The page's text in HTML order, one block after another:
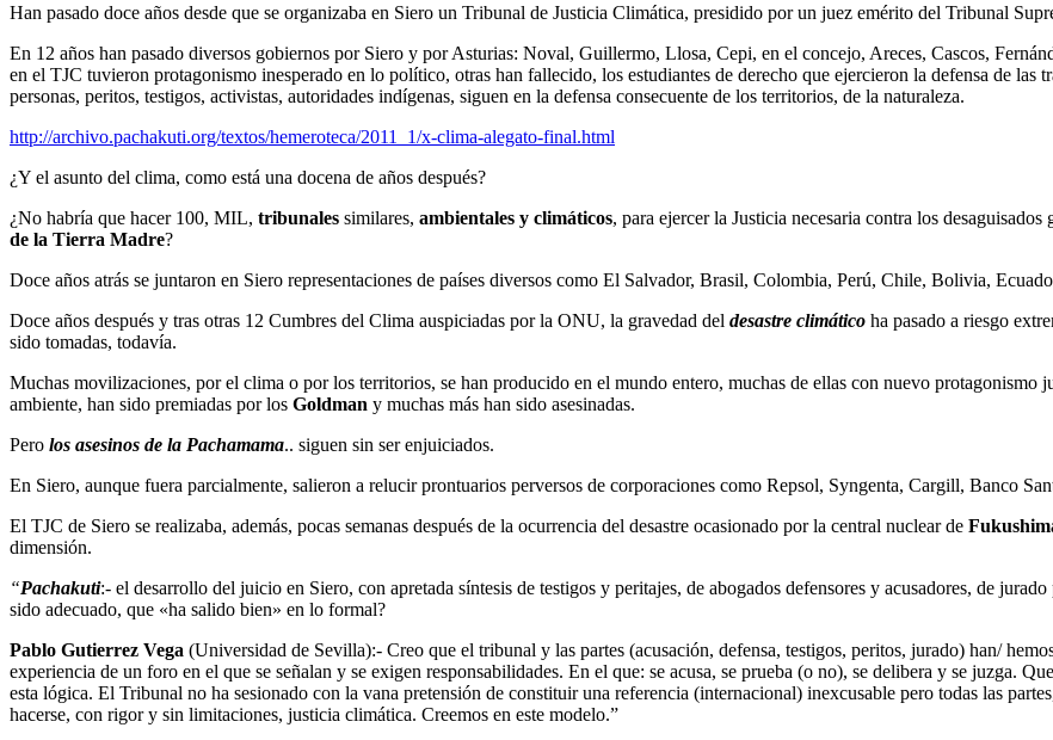
Han pasado doce años desde que se organizaba en Siero un Tribunal de Justicia Climática, presidido por un juez emérito del Tribunal
En 12 años han pasado diversos gobiernos por Siero y por Asturias: Noval, Guillermo, Llosa, Cepi, en el concejo, Areces, Cascos,
en el TJC tuvieron protagonismo inesperado en lo político, otras han fallecido, los estudiantes de derecho que ejercieron la defensa de las
personas, peritos, testigos, activistas, autoridades indígenas, siguen en la defensa consecuente de los territorios, de la naturaleza.
http://archivo.pachakuti.org/textos/hemeroteca/2011_1/x-clima-alegato-final.html
¿Y el asunto del clima, como está una docena de años después?
¿No habría que hacer 100, MIL, tribunales similares, ambientales y climáticos, para ejercer la Justicia necesaria contra los
de la Tierra Madre?
Doce años atrás se juntaron en Siero representaciones de países diversos como El Salvador, Brasil, Colombia, Perú, Chile, Bolivia,
Doce años después y tras otras 12 Cumbres del Clima auspiciadas por la ONU, la gravedad del desastre climático ha pasado a riesgo
sido tomadas, todavía.
Muchas movilizaciones, por el clima o por los territorios, se han producido en el mundo entero, muchas de ellas con nuevo protagonismo
ambiente, han sido premiadas por los Goldman y muchas más han sido asesinadas.
Pero los asesinos de la Pachamama.. siguen sin ser enjuiciados.
En Siero, aunque fuera parcialmente, salieron a relucir prontuarios perversos de corporaciones como Repsol, Syngenta, Cargill, Banco
El TJC de Siero se realizaba, además, pocas semanas después de la ocurrencia del desastre ocasionado por la central nuclear de
dimensión.
“Pachakuti:- el desarrollo del juicio en Siero, con apretada síntesis de testigos y peritajes, de abogados defensores y acusadores, de
sido adecuado, que «ha salido bien» en lo formal?
Pablo Gutierrez Vega (Universidad de Sevilla):- Creo que el tribunal y las partes (acusación, defensa, testigos, peritos, jurado) han/
experiencia de un foro en el que se señalan y se exigen responsabilidades. En el que: se acusa, se prueba (o no), se delibera y se juzga.
esta lógica. El Tribunal no ha sesionado con la vana pretensión de constituir una referencia (internacional) inexcusable pero todas las
hacerse, con rigor y sin limitaciones, justicia climática. Creemos en este modelo.”